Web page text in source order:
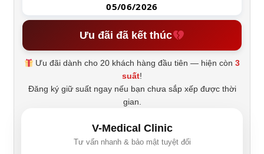
05/06/2026
Ưu đãi đã kết thúc
Ưu đãi dành cho 20 khách hàng đầu tiên — hiện còn3
suất!
Đăng ký giữ suất ngay nếu bạn chưa sắp xếp được thời
gian.
V-Medical Clinic
Tư vấn nhanh & bảo mật tuyệt đối